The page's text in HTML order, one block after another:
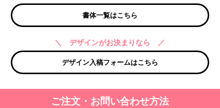
書体一覧はこちら
＼ デザインがお決まりなら ／
デザイン入稿フォームはこちら
ご注文・お問い合わせ方法